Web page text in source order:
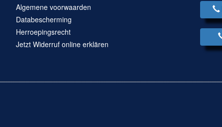
Algemene voorwaarden
Databescherming
Herroepingsrecht
Jetzt Widerruf online erklären